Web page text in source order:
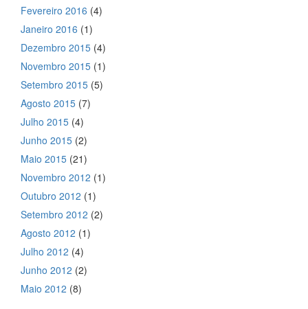
Fevereiro 2016 (4)
Janeiro 2016 (1)
Dezembro 2015 (4)
Novembro 2015 (1)
Setembro 2015 (5)
Agosto 2015 (7)
Julho 2015 (4)
Junho 2015 (2)
Maio 2015 (21)
Novembro 2012 (1)
Outubro 2012 (1)
Setembro 2012 (2)
Agosto 2012 (1)
Julho 2012 (4)
Junho 2012 (2)
Maio 2012 (8)